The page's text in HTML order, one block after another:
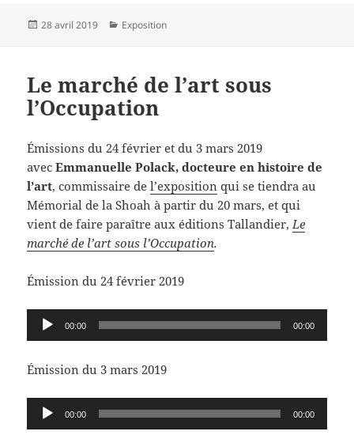
Publié
28 avril 2019 Catégories
Exposition
Le marché de l’art sous
l’Occupation
Émissions du 24 février et du 3 mars 2019
avecEmmanuelle Polack, docteure en histoire de
l’art, commissaire del’exposition qui se tiendra au
Mémorial de la Shoah à partir du 20 mars, et qui
vient de faire paraître aux éditions Tallandier,Le
marché de l’art sous l’Occupation.
Émission du 24 février 2019
Lecteur
audio
00:00 00:00
Émission du 3 mars 2019
Lecteur
audio
00:00 00:00